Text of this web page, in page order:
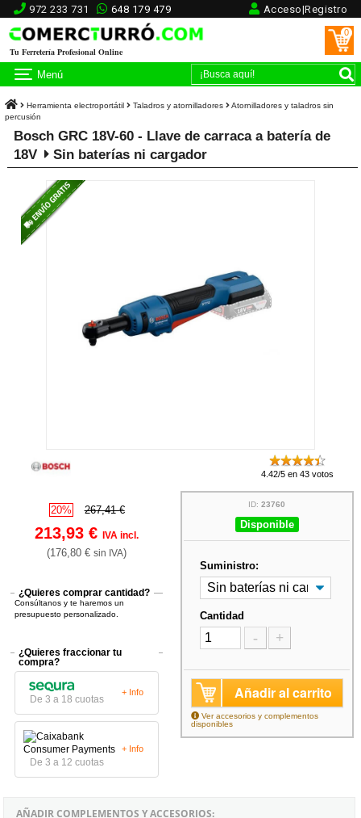
972 233 731 648 179 479 Acceso|Registro
Tu Ferretería Profesional Online
0
Menú
Herramienta electroportátil Taladros y atornilladores
Atornilladores y taladros sin
percusión
Bosch GRC 18V-60 - Llave de carraca a batería de
18V
Sin baterías ni cargador
4.42/5 en 43 votos
20% 267,41 €
213,93 €IVA incl.
(176,80 €sin IVA)
¿Quieres comprar cantidad?
Consúltanos y te haremos un
presupuesto personalizado.
¿Quieres fraccionar tu
compra?
De 3 a 18 cuotas
+ Info
De 3 a 12 cuotas
+ Info
ID:23760
Disponible
Suministro:
Cantidad
- +
Añadir al carrito
Ver accesorios y complementos
disponibles
AÑADIR COMPLEMENTOS Y ACCESORIOS: